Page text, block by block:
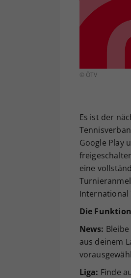
© ÖTV
Es ist der
Google Play
eine
International
Die
News:
aus deinem
Liga: Finde